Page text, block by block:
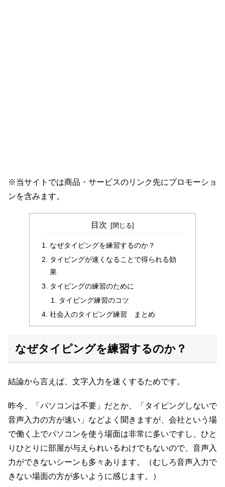
※当サイトでは商品・サービスのリンク先にプロモーショ
ンを含みます。
目次
なぜタイピングを練習するのか？
タイピングが速くなることで得られる効
果
タイピングの練習のために
タイピング練習のコツ
社会人のタイピング練習 まとめ
なぜタイピングを練習するのか？
結論から言えば、文字入力を速くするためです。
昨今、「パソコンは不要」だとか、「タイピングしないで
音声入力の方が速い」などよく聞きますが、会社という場
で働く上でパソコンを使う場面は非常に多いですし、ひと
りひとりに部屋が与えられいるわけでもないので、音声入
力ができないシーンも多々あります。（むしろ音声入力で
きない場面の方が多いように感じます。）